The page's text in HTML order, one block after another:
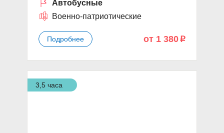
Автобусные
Военно-патриотические
Подробнее от 1 380 p
3,5 часа